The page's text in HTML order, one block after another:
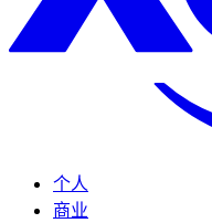
个人
商业